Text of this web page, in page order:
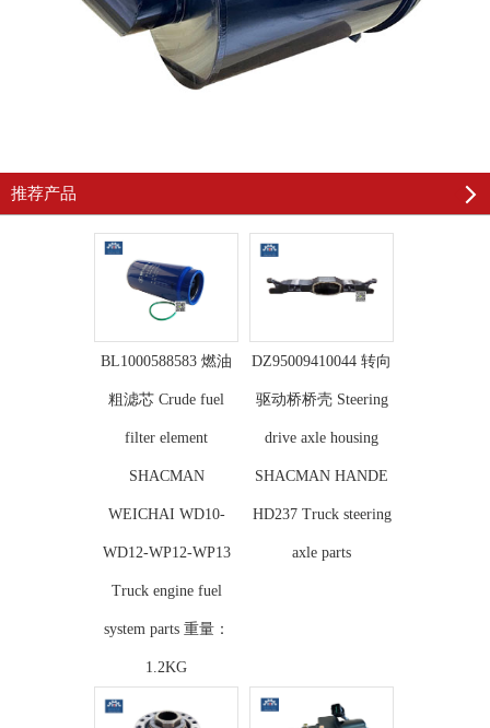
推荐产品
BL1000588583 燃油
粗滤芯 Crude fuel
filter element
SHACMAN
WEICHAI WD10-
WD12-WP12-WP13
Truck engine fuel
system parts 重量：
1.2KG
DZ95009410044 转向
驱动桥桥壳 Steering
drive axle housing
SHACMAN HANDE
HD237 Truck steering
axle parts